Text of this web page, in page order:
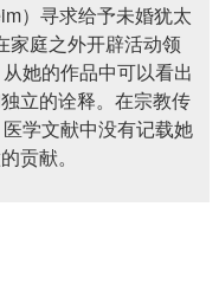
）寻求给予未婚犹太
家庭之外开辟活动领
她的作品中可以看出
立的诠释。在宗教传
学文献中没有记载她
贡献。